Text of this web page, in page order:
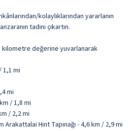
kolaylıklarından yararlanın
tadını çıkartın.
kilometre değerine yuvarlanarak
1,1 mi
mi
/ 1,8 mi
/ 2,2 mi
Hint Tapınağı - 4,6 km / 2,9 mi